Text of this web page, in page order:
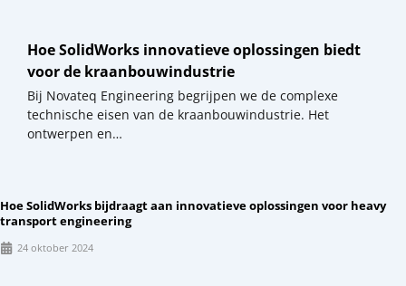
Hoe SolidWorks innovatieve oplossingen biedt
voor de kraanbouwindustrie
Bij Novateq Engineering begrijpen we de complexe
technische eisen van de kraanbouwindustrie. Het
ontwerpen en…
Hoe SolidWorks bijdraagt aan innovatieve oplossingen voor heavy
transport engineering
24 oktober 2024